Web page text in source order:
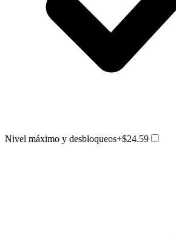
Nivel máximo y desbloqueos+$24.59